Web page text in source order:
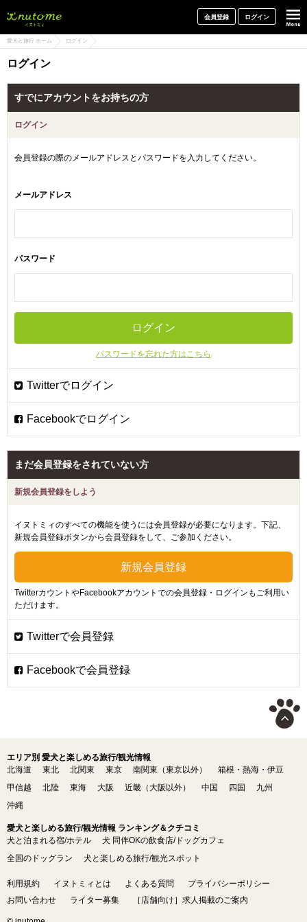
会員登録 ログイン
愛犬と旅行 ホーム ログイン
ログイン
すでにアカウントをお持ちの方
ログイン
会員登録の際のメールアドレスとパスワードを入力してください。
メールアドレス
パスワード
パスワードを忘れた方はこちら
まだ会員登録をされていない方
新規会員登録をしよう
イヌトミィのすべての機能を使うには会員登録が必要になります。下記、
新規会員登録ボタンから会員登録をして、ご参加ください。
TwitterカウントやFacebookアカウントでの会員登録・ログインもご利用い
ただけます。
エリア別 愛犬と楽しめる旅行/観光情報
北海道
東北 北関東 東京 南関東（東京以外）
箱根・熱海・伊豆
甲信越
北陸 東海 大阪 近畿（大阪以外） 中国 四国
九州
沖縄
愛犬と楽しめる旅行/観光情報 ランキング＆クチコミ
犬と泊まれる宿/ホテル
犬 同伴OKの飲食店/ドッグカフェ
全国のドッグラン
犬と楽しめる旅行/観光スポット
利用規約 イヌトミィとは よくある質問
プライバシーポリシー
お問い合わせ
ライター募集 ［店舗向け］求人掲載のご案内